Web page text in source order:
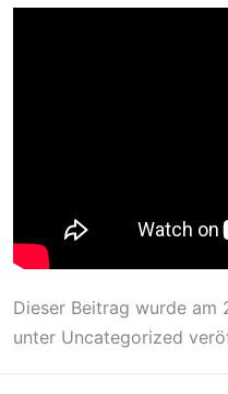
Dieser Beitrag wurde am
unter Uncategorized